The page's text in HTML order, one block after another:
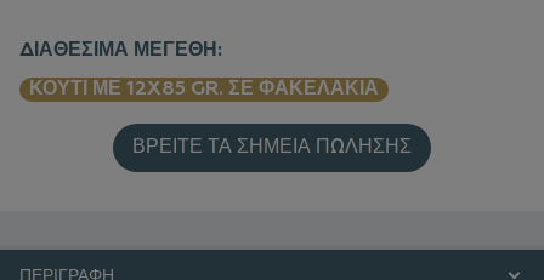
ΔΙΑΘΈΣΙΜΑ ΜΕΓΈΘΗ:
ΚΟΥΤΊ ΜΕ 12X85 GR. ΣΕ ΦΑΚΕΛΆΚΙΑ
ΒΡΕΊΤΕ ΤΑ ΣΗΜΕΊΑ ΠΏΛΗΣΗΣ
ΠΕΡΙΓΡΑΦΉ